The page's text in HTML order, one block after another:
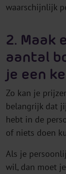
waarschijnlijk
2. Maak
aantal
je een
Zo kan je
belangrijk dat
hebt in de
of niets doen
Als je
wil, dan moet